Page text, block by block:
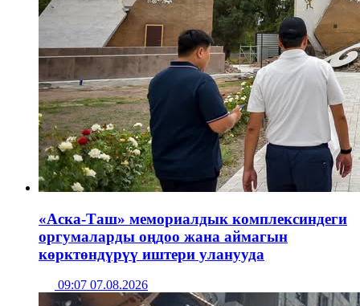
«Аска-Таш» мемориалдык комплексиндеги
оргумаларды оңдоо жана аймагын
көрктөндүрүү иштери уланууда
09:07 07.08.2026